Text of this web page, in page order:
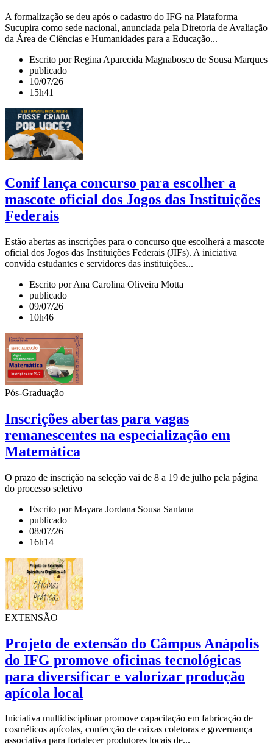
A formalização se deu após o cadastro do IFG na Plataforma
Sucupira como sede nacional, anunciada pela Diretoria de Avaliação
da Área de Ciências e Humanidades para a Educação...
Escrito por Regina Aparecida Magnabosco de Sousa Marques
publicado
10/07/26
15h41
Conif lança concurso para escolher a
mascote oficial dos Jogos das Instituições
Federais
Estão abertas as inscrições para o concurso que escolherá a mascote
oficial dos Jogos das Instituições Federais (JIFs). A iniciativa
convida estudantes e servidores das instituições...
Escrito por Ana Carolina Oliveira Motta
publicado
09/07/26
10h46
Pós-Graduação
Inscrições abertas para vagas
remanescentes na especialização em
Matemática
O prazo de inscrição na seleção vai de 8 a 19 de julho pela página
do processo seletivo
Escrito por Mayara Jordana Sousa Santana
publicado
08/07/26
16h14
EXTENSÃO
Projeto de extensão do Câmpus Anápolis
do IFG promove oficinas tecnológicas
para diversificar e valorizar produção
apícola local
Iniciativa multidisciplinar promove capacitação em fabricação de
cosméticos apícolas, confecção de caixas coletoras e governança
associativa para fortalecer produtores locais de...